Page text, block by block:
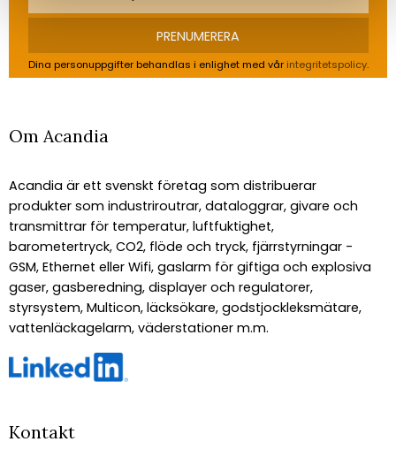
PRENUMERERA
Dina personuppgifter behandlas i enlighet med vår integritetspolicy.
Om Acandia
Acandia är ett svenskt företag som distribuerar
produkter som industriroutrar, dataloggrar, givare och
transmittrar för temperatur, luftfuktighet,
barometertryck, CO2, flöde och tryck, fjärrstyrningar -
GSM, Ethernet eller Wifi, gaslarm för giftiga och explosiva
gaser, gasberedning, displayer och regulatorer,
styrsystem, Multicon, läcksökare, godstjockleksmätare,
vattenläckagelarm, väderstationer m.m.
Kontakt